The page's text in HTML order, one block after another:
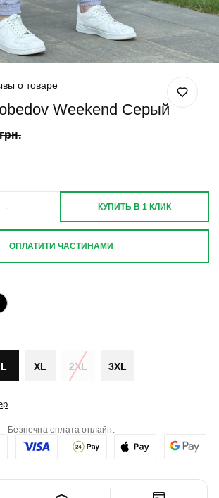
о товаре
Weekend Серый
L XL 2XL 3XL
КУПИТЬ В 1 КЛИК
ОПЛАТИТИ ЧАСТИНАМИ
Безпечна оплата онлайн: